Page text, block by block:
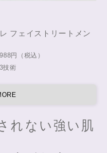
フェイストリートメン
円（税込）
技術
れない強い肌